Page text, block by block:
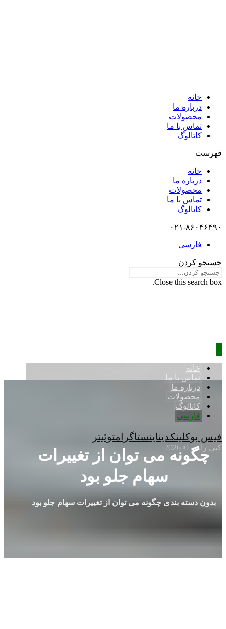
خانه
درباره ما
محصولات
تماس با ما
کاتالوگ
فهرست
خانه
درباره ما
محصولات
تماس با ما
کاتالوگ
۰۲۱-۸۶۰۴۶۴۹۰
فارسی
جستجو کردن
Close this search box.
خانه
تماس با ما
درباره ما
محصولات
کاتالوگ
فارسی
فیس بوکلینکدیناینستاگرامتوئیتر
کپی رایت © 2026
چگونه می توان از تغییرات
سهام جلو بود
بدون دسته بندی چگونه می توان از تغییرات سهام جلو بود